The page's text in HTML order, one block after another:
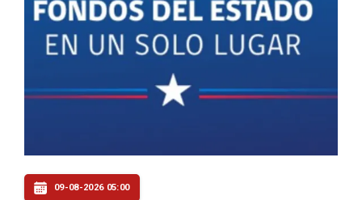
09-08-2026 05:00